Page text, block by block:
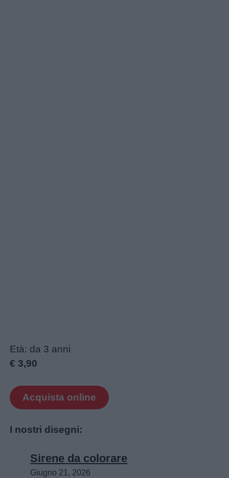
Età: da 3 anni
€ 3,90
Acquista online
I nostri disegni:
Sirene da colorare
Giugno 21, 2026